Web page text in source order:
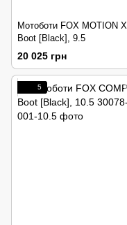
Мотоботи FOX MOTION X
Boot [Black], 9.5
20 025 грн
5